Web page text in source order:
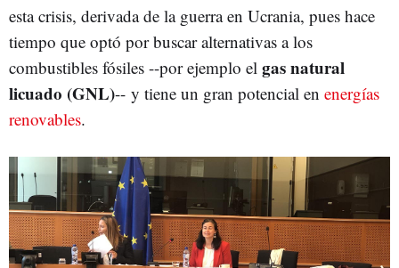
esta crisis, derivada de la guerra en Ucrania, pues hace
tiempo que optó por buscar alternativas a los
combustibles fósiles --por ejemplo el gas natural
licuado (GNL)-- y tiene un gran potencial en energías
renovables.